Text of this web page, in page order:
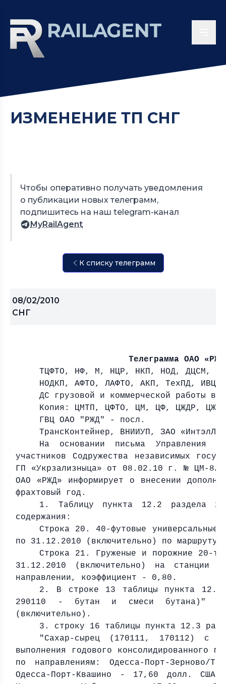
ИЗМЕНЕНИЕ ТП СНГ
Чтобы оперативно получать уведомления
о публикации новых телеграмм,
подпишитесь на наш telegram-канал
MyRailAgent
К списку телеграмм
08/02/2010
СНГ
Телеграмма ОАО
ТЦФТО, НФ, М, НЦР, НКП, НОД, ДЦСМ,
НОДКП, АФТО, ЛАФТО, АКП, ТехПД, ИВЦ,
ДС грузовой и коммерческой работы
Копия: ЦМТП, ЦФТО, ЦМ, ЦФ, ЦЖДР,
ГВЦ ОАО "РЖД" - посл.
ТрансКонтейнер, ВНИИУП, ЗАО
На основании письма Управления
участников Содружества независимых
ГП «Укрзализныца» от 08.02.10 г. № ЦМ-8/
ОАО «РЖД» информирует о внесении
фрахтовый год.
1. Таблицу пункта 12.2 раздела 2
содержания:
Строка 20. 40-футовые универсальные
по 31.12.2010 (включительно) по
Строка 21. Груженые и порожние 20-
31.12.2010 (включительно) на станции
направлении, коэффициент - 0,80.
2. В строке 13 таблицы пункта
290110 - бутан и смеси бутана)"
(включительно).
3. строку 16 таблицы пункта 12.3
"Сахар-сырец (170111, 170112) с
выполнения годового консолидированного
по направлениям: Одесса-Порт-
Одесса-Порт-Квашино - 17,60 долл. США